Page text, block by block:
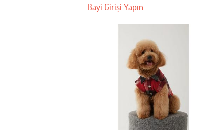
Bayi Girişi Yapın